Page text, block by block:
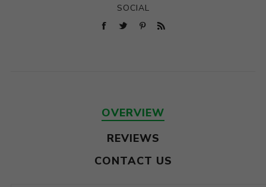
SOCIAL
OVERVIEW
REVIEWS
CONTACT US